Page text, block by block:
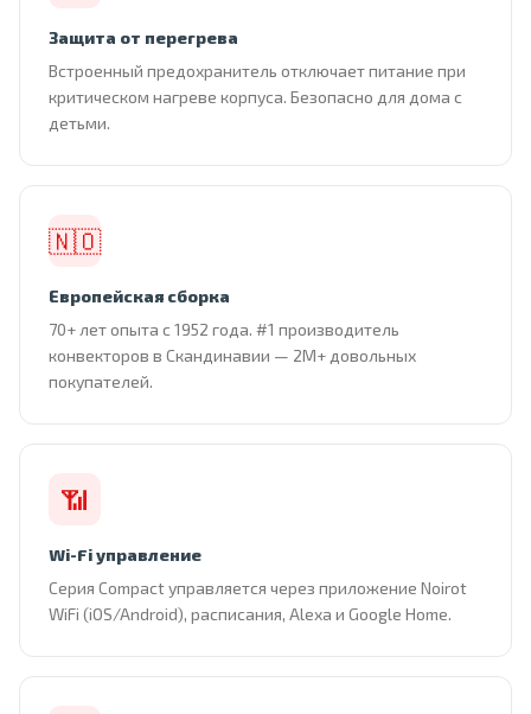
Защита от перегрева
Встроенный предохранитель отключает питание при
критическом нагреве корпуса. Безопасно для дома с
детьми.
🇳🇴
Европейская сборка
70+ лет опыта с 1952 года. #1 производитель
конвекторов в Скандинавии — 2М+ довольных
покупателей.
📶
Wi-Fi управление
Серия Compact управляется через приложение Noirot
WiFi (iOS/Android), расписания, Alexa и Google Home.